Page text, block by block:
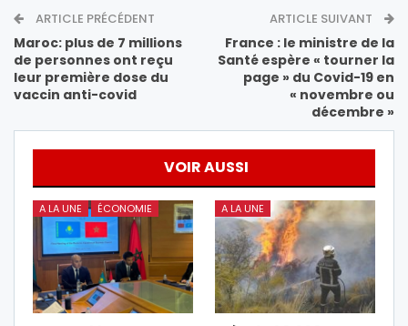
ARTICLE PRÉCÉDENT
Maroc: plus de 7 millions
de personnes ont reçu
leur première dose du
vaccin anti-covid
ARTICLE SUIVANT
France : le ministre de la
Santé espère « tourner la
page » du Covid-19 en
« novembre ou
décembre »
VOIR AUSSI
A LA UNE ÉCONOMIE A LA UNE